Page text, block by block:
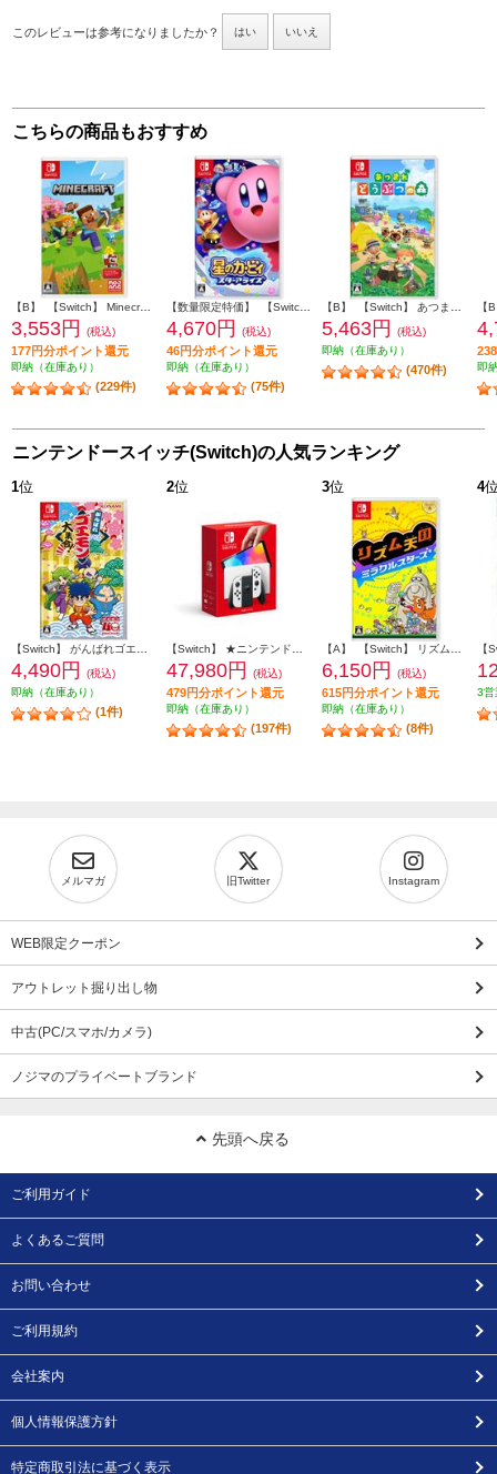
このレビューは参考になりましたか？ はい いいえ
こちらの商品もおすすめ
【B】 【Switch】 Minecraft（マインクラフト）
3,553円 (税込)
177円分ポイント還元
即納（在庫あり）
(229件)
【数量限定特価】 【Switch】 星のカービィ スターアライズ
4,670円 (税込)
46円分ポイント還元
即納（在庫あり）
(75件)
【B】 【Switch】 あつまれ どうぶつの森
5,463円
(税込)
即納（在庫あり）
(470件) 即
ニンテンドースイッチ(Switch)の人気ランキング
1位
【Switch】 がんばれゴエモン大集合！
4,490円
(税込)
即納（在庫あり）
(1件)
2位
【Switch】 ★ニンテンドースイッチ本体 Nintendo Switch（有機ELモデル） Joy-Con(L)/(R) ホワイト
47,980円 (税込)
479円分ポイント還元
即納（在庫あり）
(197件)
3位
【A】 【Switch】 リズム天国 ミラクルスターズ
6,150円 (税込)
615円分ポイント還元
即納（在庫あり）
(8件)
4
3営
メルマガ 旧Twitter Instagram
WEB限定クーポン
アウトレット掘り出し物
中古(PC/スマホ/カメラ)
ノジマのプライベートブランド
先頭へ戻る
ご利用ガイド
よくあるご質問
お問い合わせ
ご利用規約
会社案内
個人情報保護方針
特定商取引法に基づく表示